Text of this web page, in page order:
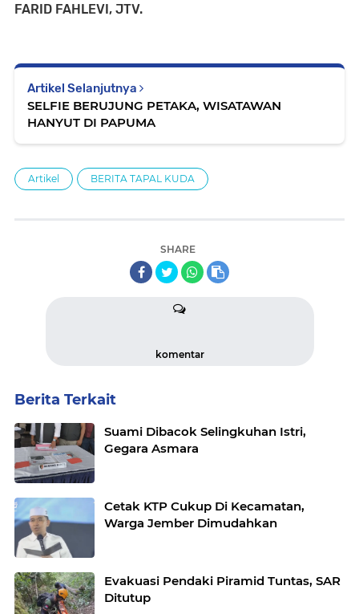
FARID FAHLEVI, JTV.
Artikel Selanjutnya
SELFIE BERUJUNG PETAKA, WISATAWAN
HANYUT DI PAPUMA
Artikel BERITA TAPAL KUDA
SHARE
komentar
Berita Terkait
Suami Dibacok Selingkuhan Istri,
Gegara Asmara
Cetak KTP Cukup Di Kecamatan,
Warga Jember Dimudahkan
Evakuasi Pendaki Piramid Tuntas, SAR
Ditutup